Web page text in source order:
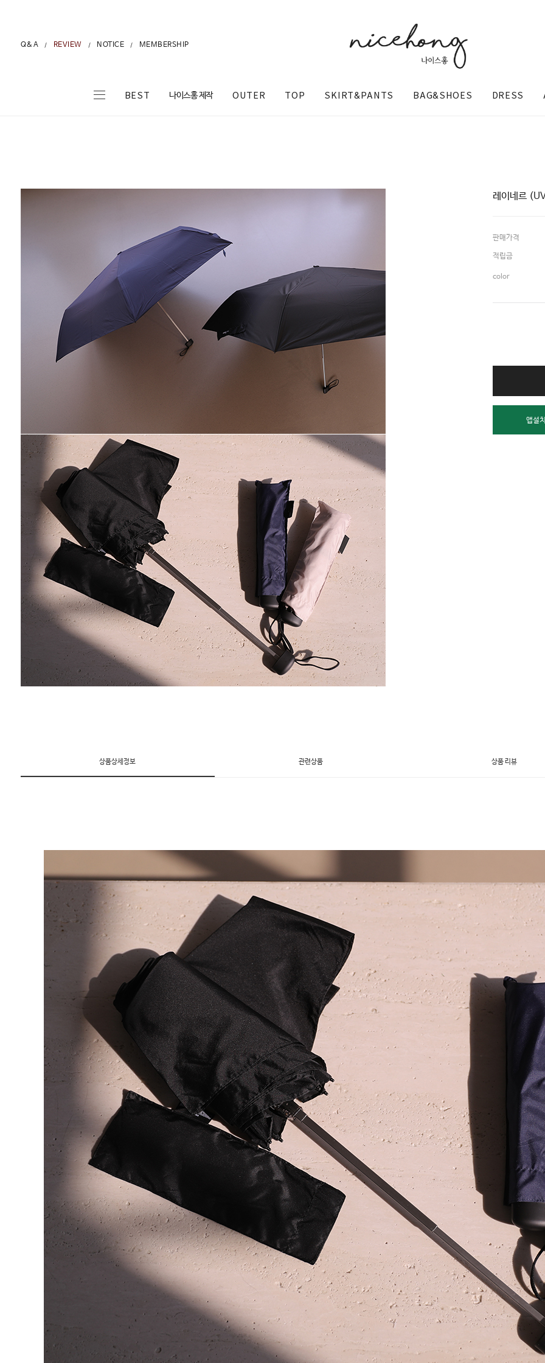
Q&A / REVIEW / NOTICE / MEMBERSHIP
BEST 나이스홍 제작 OUTER TOP SKIRT&PANTS BAG&SHOES DRESS
@nicehong_
레이네르
판매가격
적립금
color
상품상세정보 관련상품 상품 리뷰